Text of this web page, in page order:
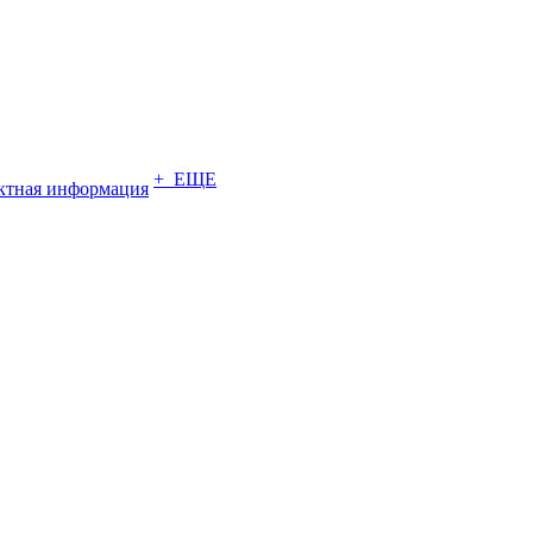
информация + ЕЩЕ